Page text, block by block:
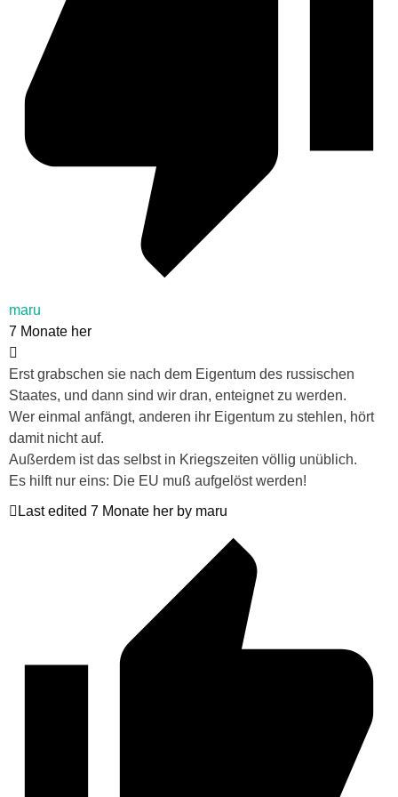
maru
7 Monate her
Erst grabschen sie nach dem Eigentum des russischen
Staates, und dann sind wir dran, enteignet zu werden.
Wer einmal anfängt, anderen ihr Eigentum zu stehlen, hört
damit nicht auf.
Außerdem ist das selbst in Kriegszeiten völlig unüblich.
Es hilft nur eins: Die EU muß aufgelöst werden!
Last edited 7 Monate her by maru